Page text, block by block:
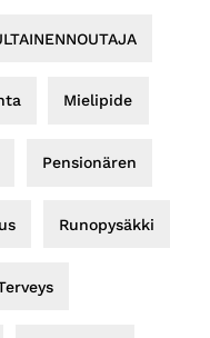
Mielipide
Pensionären
Runopysäkki